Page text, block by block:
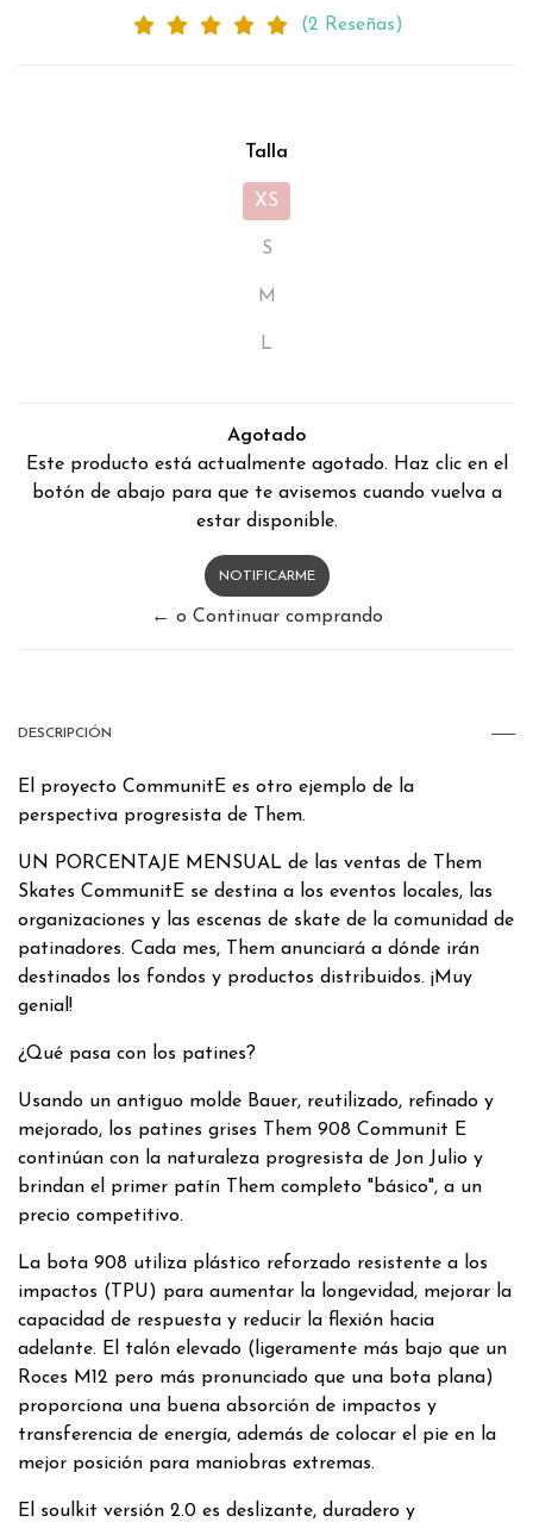
(2 Reseñas)
Talla
XS
S
M
L
Agotado
Este producto está actualmente agotado. Haz clic en el
botón de abajo para que te avisemos cuando vuelva a
estar disponible.
NOTIFICARME
← o Continuar comprando
DESCRIPCIÓN
El proyecto CommunitE es otro ejemplo de la
perspectiva progresista de Them.
UN PORCENTAJE MENSUAL de las ventas de Them
Skates CommunitE se destina a los eventos locales, las
organizaciones y las escenas de skate de la comunidad de
patinadores. Cada mes, Them anunciará a dónde irán
destinados los fondos y productos distribuidos. ¡Muy
genial!
¿Qué pasa con los patines?
Usando un antiguo molde Bauer, reutilizado, refinado y
mejorado, los patines grises Them 908 Communit E
continúan con la naturaleza progresista de Jon Julio y
brindan el primer patín Them completo "básico", a un
precio competitivo.
La bota 908 utiliza plástico reforzado resistente a los
impactos (TPU) para aumentar la longevidad, mejorar la
capacidad de respuesta y reducir la flexión hacia
adelante. El talón elevado (ligeramente más bajo que un
Roces M12 pero más pronunciado que una bota plana)
proporciona una buena absorción de impactos y
transferencia de energía, además de colocar el pie en la
mejor posición para maniobras extremas.
El soulkit versión 2.0 es deslizante, duradero y